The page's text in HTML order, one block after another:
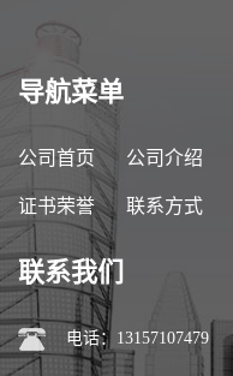
导航菜单
公司首页 公司介绍
证书荣誉 联系方式
联系我们
电话：13157107479